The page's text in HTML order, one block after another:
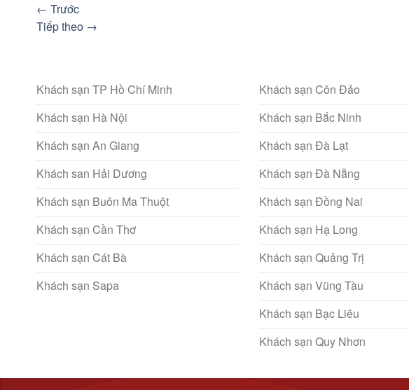
← Trước
Tiếp theo →
Khách sạn TP Hồ Chí Minh
Khách sạn Hà Nội
Khách sạn An Giang
Khách san Hải Dương
Khách sạn Buôn Ma Thuột
Khách sạn Cần Thơ
Khách sạn Cát Bà
Khách sạn Sapa
Khách sạn Côn Đảo
Khách sạn Bắc Ninh
Khách sạn Đà Lạt
Khách sạn Đà Nẵng
Khách sạn Đồng Nai
Khách sạn Hạ Long
Khách sạn Quảng Trị
Khách sạn Vũng Tàu
Khách sạn Bạc Liêu
Khách sạn Quy Nhơn